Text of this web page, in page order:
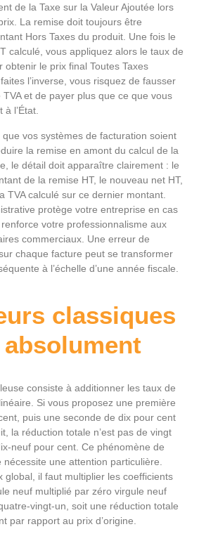
de la Taxe sur la Valeur Ajoutée lors
La remise doit toujours être
Hors Taxes du produit. Une fois le
calculé, vous appliquez alors le taux de
obtenir le prix final Toutes Taxes
l’inverse, vous risquez de fausser
et de payer plus que ce que vous
l’État.
vos systèmes de facturation soient
la remise en amont du calcul de la
le détail doit apparaître clairement : le
de la remise HT, le nouveau net HT,
TVA calculé sur ce dernier montant.
protège votre entreprise en cas
votre professionnalisme aux
commerciaux. Une erreur de
chaque facture peut se transformer
à l’échelle d’une année fiscale.
classiques
consiste à additionner les taux de
Si vous proposez une première
puis une seconde de dix pour cent
la réduction totale n’est pas de vingt
neuf pour cent. Ce phénomène de
une attention particulière.
global, il faut multiplier les coefficients
neuf multiplié par zéro virgule neuf
vingt-un, soit une réduction totale
par rapport au prix d’origine.